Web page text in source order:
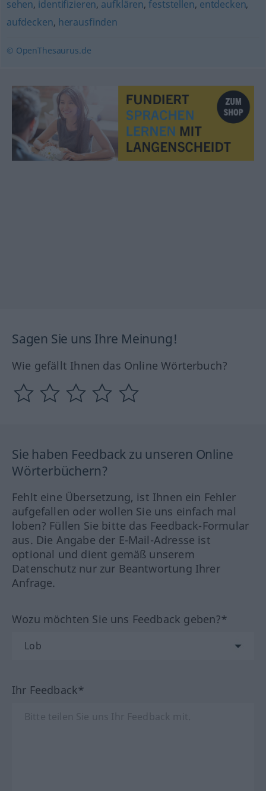
sehen, identifizieren, aufklären,feststellen, entdecken,
aufdecken, herausfinden
© OpenThesaurus.de
Sagen Sie uns Ihre Meinung!
Wie gefällt Ihnen das Online Wörterbuch?
Sie haben Feedback zu unseren Online
Wörterbüchern?
Fehlt eine Übersetzung, ist Ihnen ein Fehler
aufgefallen oder wollen Sie uns einfach mal
loben? Füllen Sie bitte das Feedback-Formular
aus. Die Angabe der E-Mail-Adresse ist
optional und dient gemäß unserem
Datenschutz nur zur Beantwortung Ihrer
Anfrage.
Wozu möchten Sie uns Feedback geben?*
Ihr Feedback*